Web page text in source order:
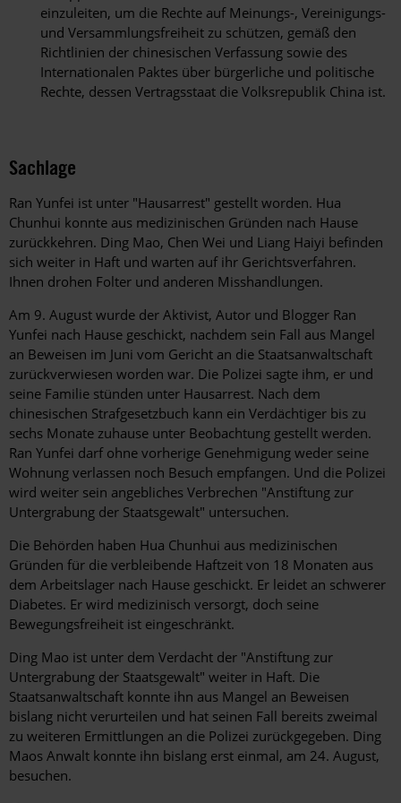
einzuleiten, um die Rechte auf Meinungs-, Vereinigungs-
und Versammlungsfreiheit zu schützen, gemäß den
Richtlinien der chinesischen Verfassung sowie des
Internationalen Paktes über bürgerliche und politische
Rechte, dessen Vertragsstaat die Volksrepublik China ist.
Sachlage
Ran Yunfei ist unter "Hausarrest" gestellt worden. Hua
Chunhui konnte aus medizinischen Gründen nach Hause
zurückkehren. Ding Mao, Chen Wei und Liang Haiyi befinden
sich weiter in Haft und warten auf ihr Gerichtsverfahren.
Ihnen drohen Folter und anderen Misshandlungen.
Am 9. August wurde der Aktivist, Autor und Blogger Ran
Yunfei nach Hause geschickt, nachdem sein Fall aus Mangel
an Beweisen im Juni vom Gericht an die Staatsanwaltschaft
zurückverwiesen worden war. Die Polizei sagte ihm, er und
seine Familie stünden unter Hausarrest. Nach dem
chinesischen Strafgesetzbuch kann ein Verdächtiger bis zu
sechs Monate zuhause unter Beobachtung gestellt werden.
Ran Yunfei darf ohne vorherige Genehmigung weder seine
Wohnung verlassen noch Besuch empfangen. Und die Polizei
wird weiter sein angebliches Verbrechen "Anstiftung zur
Untergrabung der Staatsgewalt" untersuchen.
Die Behörden haben Hua Chunhui aus medizinischen
Gründen für die verbleibende Haftzeit von 18 Monaten aus
dem Arbeitslager nach Hause geschickt. Er leidet an schwerer
Diabetes. Er wird medizinisch versorgt, doch seine
Bewegungsfreiheit ist eingeschränkt.
Ding Mao ist unter dem Verdacht der "Anstiftung zur
Untergrabung der Staatsgewalt" weiter in Haft. Die
Staatsanwaltschaft konnte ihn aus Mangel an Beweisen
bislang nicht verurteilen und hat seinen Fall bereits zweimal
zu weiteren Ermittlungen an die Polizei zurückgegeben. Ding
Maos Anwalt konnte ihn bislang erst einmal, am 24. August,
besuchen.